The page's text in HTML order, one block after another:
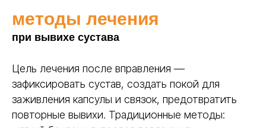
методы лечения
при вывихе сустава
Цель лечения после вправления —
зафиксировать сустав, создать покой для
заживления капсулы и связок, предотвратить
повторные вывихи. Традиционные методы: